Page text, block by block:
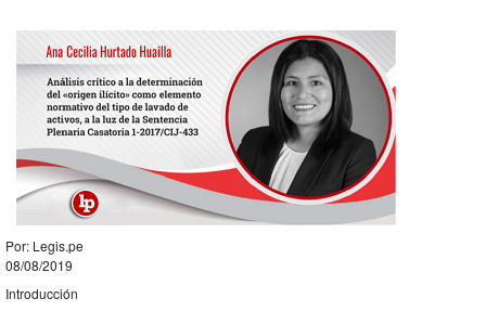
Por: Legis.pe
08/08/2019
Introducción